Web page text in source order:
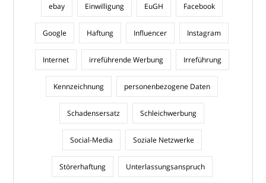
ebay Einwilligung EuGH Facebook
Google Haftung Influencer Instagram
Internet irreführende Werbung Irreführung
Kennzeichnung personenbezogene Daten
Schadensersatz Schleichwerbung
Social-Media Soziale Netzwerke
Störerhaftung Unterlassungsanspruch